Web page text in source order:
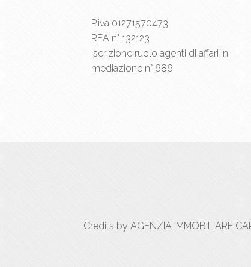
P.iva 01271570473
REA n° 132123
Iscrizione ruolo agenti di affari in
mediazione n° 686
Credits by AGENZIA IMMOBILIARE